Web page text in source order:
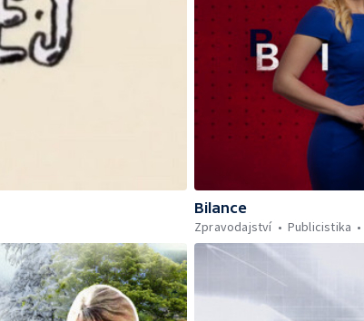
Bilance
Zpravodajství
Publicistika